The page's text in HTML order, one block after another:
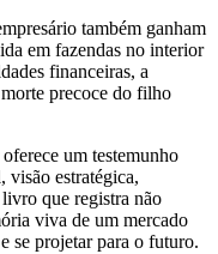
também ganham
em fazendas no interior
financeiras, a
precoce do filho
um testemunho
visão estratégica,
que registra não
viva de um mercado
se projetar para o futuro.